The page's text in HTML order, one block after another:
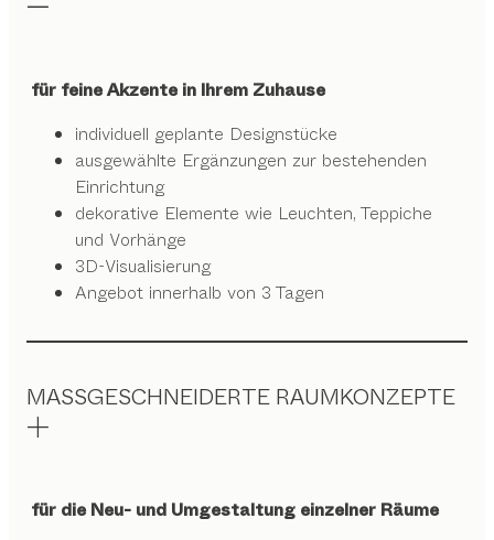
für feine Akzente in Ihrem Zuhause
individuell geplante Designstücke
ausgewählte Ergänzungen zur bestehenden
Einrichtung
dekorative Elemente wie Leuchten, Teppiche
und Vorhänge
3D-Visualisierung
Angebot innerhalb von 3 Tagen
MASSGESCHNEIDERTE RAUMKONZEPTE
für die Neu- und Umgestaltung einzelner Räume